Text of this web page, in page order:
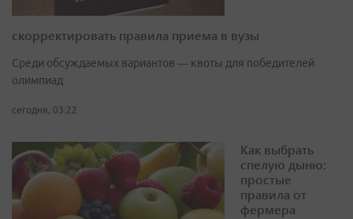
скорректировать правила приема в вузы
Среди обсуждаемых вариантов — квоты для победителей
олимпиад
сегодня, 03:22
Как выбрать
спелую дыню:
простые
правила от
фермера